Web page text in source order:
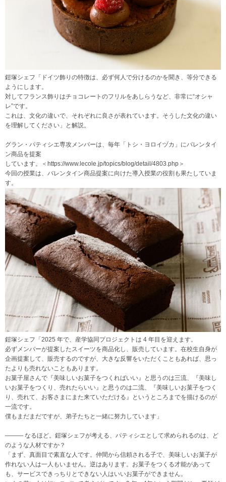
鎧塚シェフ「ドイツ飾りの特徴は、必ず何人で分けるのかを聞き、等分できる
ようにします。
対してフランス飾りはチョコレートのフリルをあしらうなど、非常に“オシャ
レ”です。
これは、文化の違いで、それぞれに良さが表れています。そうした文化の違い
を理解してください」と解説。
グラン・パティシエ専攻メンバーは、毎年「トシ・ヨロイヅカ」にバレンタイ
ン商品を提案
しています。＜https://www.lecole.jp/topics/blog/detail/4803.php＞
今回の授業は、バレンタイン商品提案に向けた導入授業の役割も果たしていま
す。
鎧塚シェフ「2025 年で、産学協同プロジェクトは 4 年目を迎えます。
必ずメンバーが提案したスイーツを商品化し、販売しています。在校生自身が
企画提案して、販売するのですが、大きな反響をいただくこともあれば、思っ
たよりも売れないこともあります。
お菓子屋さんで『美味しいお菓子をつくればいい』と思うのは三流、『美味し
いお菓子をつくり、売れたらいい』と思うのは二流、『美味しいお菓子をつく
り、売れて、お客さまにまた来ていただける』というところまでを描けるのが
一流です。
僕もまだまだですが、弟子たちと一緒に努力しています」
――― なるほど。鎧塚シェフが考える、パティシエとして求められるのは、ど
のような人材ですか？
「まず、真面目で素直な人です。仲間から信頼される子で、美味しいお菓子が
作れない人は一人もいません。逆はあります。お菓子をつくる才能があって
も、サービスできっちりとできない人はいいお菓子ができません。